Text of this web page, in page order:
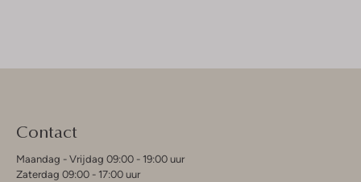
Contact
Maandag - Vrijdag 09:00 - 19:00 uur
Zaterdag 09:00 - 17:00 uur